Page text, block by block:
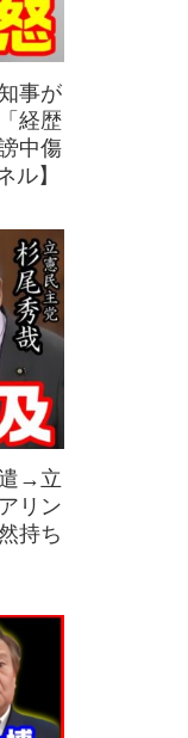
事が
経歴
中傷
ル】
遣→立
リン
持ち